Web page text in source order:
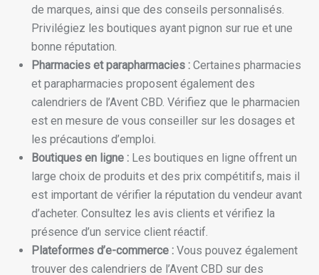
de marques, ainsi que des conseils personnalisés.
Privilégiez les boutiques ayant pignon sur rue et une
bonne réputation.
Pharmacies et parapharmacies : Certaines pharmacies
et parapharmacies proposent également des
calendriers de l’Avent CBD. Vérifiez que le pharmacien
est en mesure de vous conseiller sur les dosages et
les précautions d’emploi.
Boutiques en ligne : Les boutiques en ligne offrent un
large choix de produits et des prix compétitifs, mais il
est important de vérifier la réputation du vendeur avant
d’acheter. Consultez les avis clients et vérifiez la
présence d’un service client réactif.
Plateformes d’e-commerce : Vous pouvez également
trouver des calendriers de l’Avent CBD sur des